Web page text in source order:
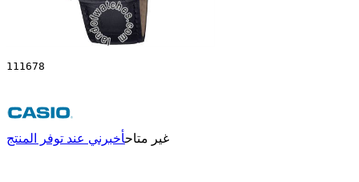
111678
غير متاحأخبرني عند توفر المنتج